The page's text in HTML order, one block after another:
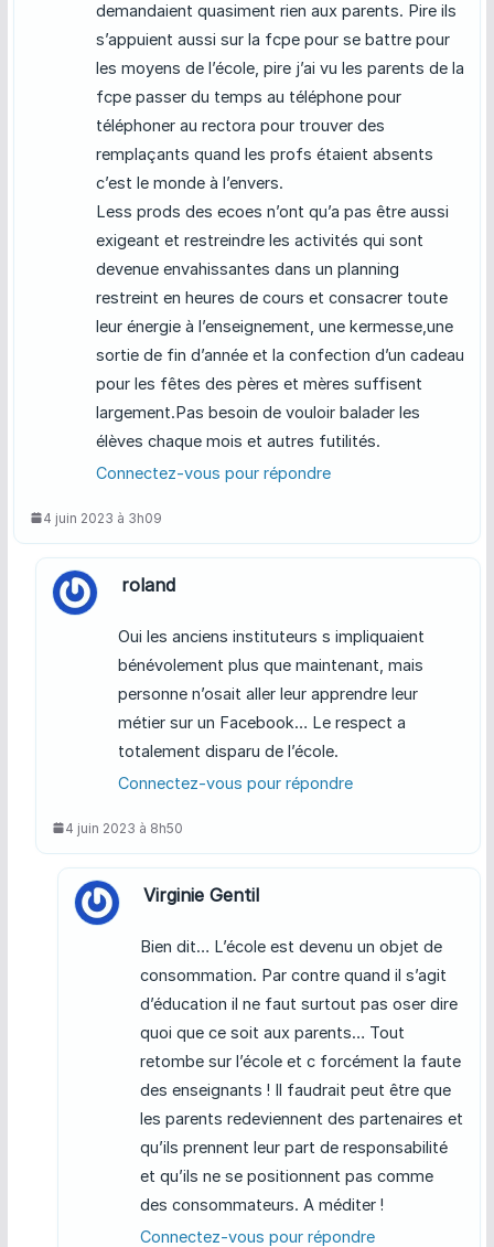
demandaient quasiment rien aux parents. Pire ils
s’appuient aussi sur la fcpe pour se battre pour
les moyens de l’école, pire j’ai vu les parents de la
fcpe passer du temps au téléphone pour
téléphoner au rectora pour trouver des
remplaçants quand les profs étaient absents
c’est le monde à l’envers.
Less prods des ecoes n’ont qu’a pas être aussi
exigeant et restreindre les activités qui sont
devenue envahissantes dans un planning
restreint en heures de cours et consacrer toute
leur énergie à l’enseignement, une kermesse,une
sortie de fin d’année et la confection d’un cadeau
pour les fêtes des pères et mères suffisent
largement.Pas besoin de vouloir balader les
élèves chaque mois et autres futilités.
Connectez-vous pour répondre
4 juin 2023 à 3h09
roland
Oui les anciens instituteurs s impliquaient
bénévolement plus que maintenant, mais
personne n’osait aller leur apprendre leur
métier sur un Facebook… Le respect a
totalement disparu de l’école.
Connectez-vous pour répondre
4 juin 2023 à 8h50
Virginie Gentil
Bien dit… L’école est devenu un objet de
consommation. Par contre quand il s’agit
d’éducation il ne faut surtout pas oser dire
quoi que ce soit aux parents… Tout
retombe sur l’école et c forcément la faute
des enseignants ! Il faudrait peut être que
les parents redeviennent des partenaires et
qu’ils prennent leur part de responsabilité
et qu’ils ne se positionnent pas comme
des consommateurs. A méditer !
Connectez-vous pour répondre